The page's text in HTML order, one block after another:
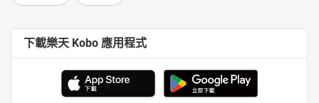
下載樂天 Kobo 應用程式